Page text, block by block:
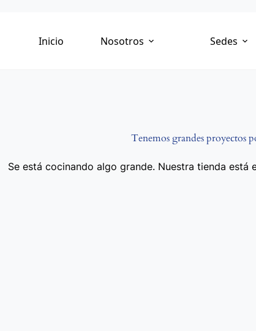
Inicio Nosotros Sedes
Tenemos grandes proyectos
Se está cocinando algo grande. Nuestra tienda está